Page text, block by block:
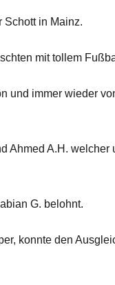
Schott in Mainz.
mit tollem
und immer wieder
Ahmed A.H.
G. belohnt.
konnte den